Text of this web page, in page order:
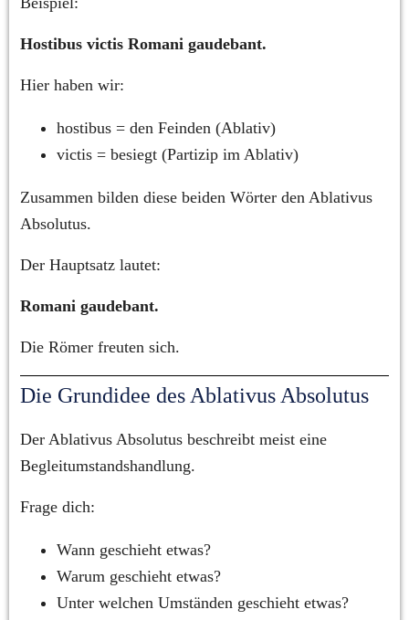
Hostibus victis Romani gaudebant.
Hier haben wir:
hostibus = den Feinden (Ablativ)
victis = besiegt (Partizip im Ablativ)
Zusammen bilden diese beiden Wörter den Ablativus
Absolutus.
Der Hauptsatz lautet:
Romani gaudebant.
Die Römer freuten sich.
Die Grundidee des Ablativus Absolutus
Der Ablativus Absolutus beschreibt meist eine
Begleitumstandshandlung.
Frage dich:
Wann geschieht etwas?
Warum geschieht etwas?
Unter welchen Umständen geschieht etwas?